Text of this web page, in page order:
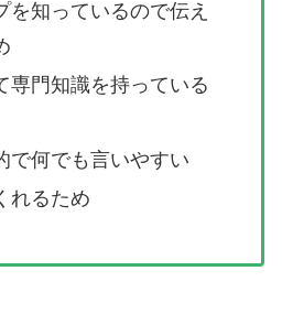
を知っているので伝え
専門知識を持っている
で何でも言いやすい
れるため